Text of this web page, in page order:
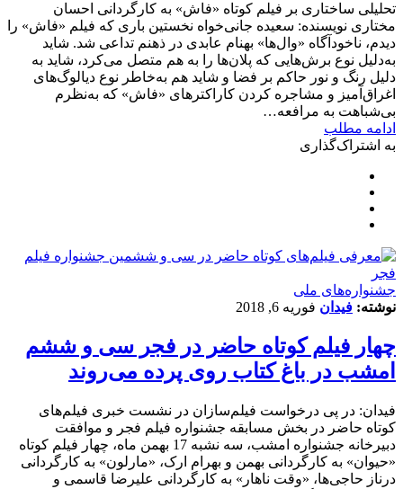
تحلیلی ساختاری بر فیلم کوتاه «فاش» به کارگردانی احسان
مختاری نویسنده: سعیده جانی‌خواه نخستین باری که فیلم «فاش» را
دیدم، ناخودآگاه «وال‌ها» بهنام عابدی در ذهنم تداعی شد. شاید
به‌دلیل نوع برش‌هایی که پلان‌ها را به هم متصل می‌کرد، شاید به
دلیل رنگ و نور حاکم بر فضا و شاید هم به‌خاطر نوع دیالوگ‌های
اغراق‌آمیز و مشاجره کردن کاراکترهای «فاش» که به‌نظرم
بی‌شباهت به مرافعه…
ادامه مطلب
به اشتراک‌گذاری
جشنواره‌های ملی
نوشته: فیدان فوریه 6, 2018
چهار فیلم کوتاه حاضر در فجر سی و ششم
امشب در باغ کتاب روی پرده می‌روند
فیدان: در پی درخواست فیلم‌سازان در نشست خبری فیلم‌های
کوتاه حاضر در بخش مسابقه جشنواره فیلم فجر و موافقت
دبیرخانه جشنواره امشب، سه نشبه 17 بهمن ماه، چهار فیلم کوتاه
«حیوان» به کارگردانی بهمن و بهرام ارک، «مارلون» به کارگردانی
درناز حاجی‌ها، «وقت ناهار» به کارگردانی علیرضا قاسمی و